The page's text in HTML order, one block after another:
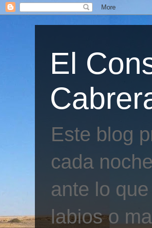
El
Este blog
cada
ante lo
labios o